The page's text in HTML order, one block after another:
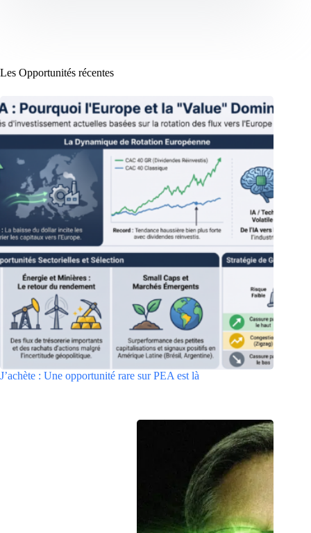
Les Opportunités récentes
J’achète : Une opportunité rare sur PEA est là